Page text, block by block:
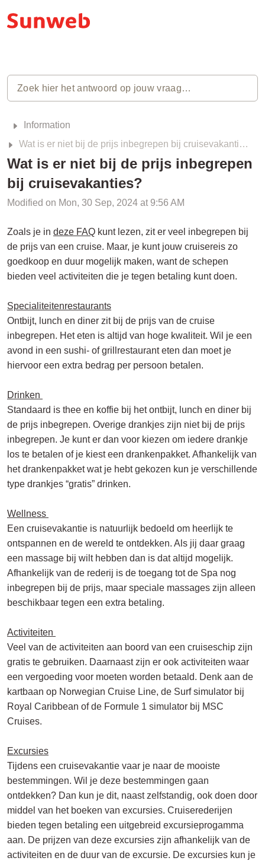
Information
Wat is er niet bij de prijs inbegrepen bij cruisevakanties?
Wat is er niet bij de prijs inbegrepen
bij cruisevakanties?
Modified on Mon, 30 Sep, 2024 at 9:56 AM
Zoals je in deze FAQ kunt lezen, zit er veel inbegrepen bij
de prijs van een cruise. Maar, je kunt jouw cruisereis zo
goedkoop en duur mogelijk maken, want de schepen
bieden veel activiteiten die je tegen betaling kunt doen.
Specialiteitenrestaurants
Ontbijt, lunch en diner zit bij de prijs van de cruise
inbegrepen. Het eten is altijd van hoge kwaliteit. Wil je een
avond in een sushi- of grillrestaurant eten dan moet je
hiervoor een extra bedrag per persoon betalen.
Drinken
Standaard is thee en koffie bij het ontbijt, lunch en diner bij
de prijs inbegrepen. Overige drankjes zijn niet bij de prijs
inbegrepen. Je kunt er dan voor kiezen om iedere drankje
los te betalen of je kiest een drankenpakket. Afhankelijk van
het drankenpakket wat je hebt gekozen kun je verschillende
type drankjes “gratis” drinken.
Wellness
Een cruisevakantie is natuurlijk bedoeld om heerlijk te
ontspannen en de wereld te ontdekken. Als jij daar graag
een massage bij wilt hebben dan is dat altijd mogelijk.
Afhankelijk van de rederij is de toegang tot de Spa nog
inbegrepen bij de prijs, maar speciale massages zijn alleen
beschikbaar tegen een extra betaling.
Activiteiten
Veel van de activiteiten aan boord van een cruiseschip zijn
gratis te gebruiken. Daarnaast zijn er ook activiteiten waar
een vergoeding voor moeten worden betaald. Denk aan de
kartbaan op Norwegian Cruise Line, de Surf simulator bij
Royal Caribbean of de Formule 1 simulator bij MSC
Cruises.
Excursies
Tijdens een cruisevakantie vaar je naar de mooiste
bestemmingen. Wil je deze bestemmingen gaan
ontdekken? Dan kun je dit, naast zelfstandig, ook doen door
middel van het boeken van excursies. Cruiserederijen
bieden tegen betaling een uitgebreid excursieprogamma
aan. De prijzen van deze excursies zijn afhankelijk van de
activiteiten en de duur van de excursie. De excursies kun je